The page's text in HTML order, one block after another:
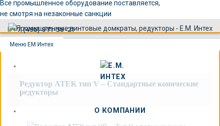
Все промышленное оборудование поставляется,
не смотря на незаконные санкции
+7 (495) 971-39-21
Меню ЕМ Интех
О КОМПАНИИ
Редуктор ATEK тип V – Стандартные конические
редукторы